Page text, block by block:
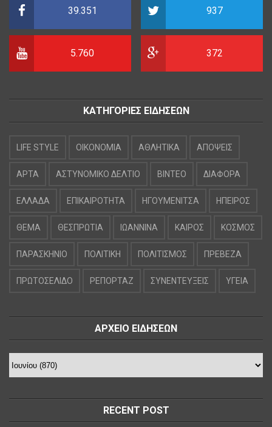
39.351 937
5.760 372
ΚΑΤΗΓΟΡΙΕΣ ΕΙΔΗΣΕΩΝ
LIFE STYLE OIKONOMIA ΑΘΛΗΤΙΚΑ ΑΠΟΨΕΙΣ
ΑΡΤΑ ΑΣΤΥΝΟΜΙΚΟ ΔΕΛΤΙΟ ΒΙΝΤΕΟ ΔΙΑΦΟΡΑ
ΕΛΛΑΔΑ ΕΠΙΚΑΙΡΟΤΗΤΑ ΗΓΟΥΜΕΝΙΤΣΑ ΗΠΕΙΡΟΣ
ΘΕΜΑ ΘΕΣΠΡΩΤΙΑ ΙΩΑΝΝΙΝΑ ΚΑΙΡΟΣ ΚΟΣΜΟΣ
ΠΑΡΑΣΚΗΝΙΟ ΠΟΛΙΤΙΚΗ ΠΟΛΙΤΙΣΜΟΣ ΠΡΕΒΕΖΑ
ΠΡΩΤΟΣΕΛΙΔΟ ΡΕΠΟΡΤΑΖ ΣΥΝΕΝΤΕΥΞΕΙΣ ΥΓΕΙΑ
ΑΡΧΕΙΟ ΕΙΔΗΣΕΩΝ
RECENT POST